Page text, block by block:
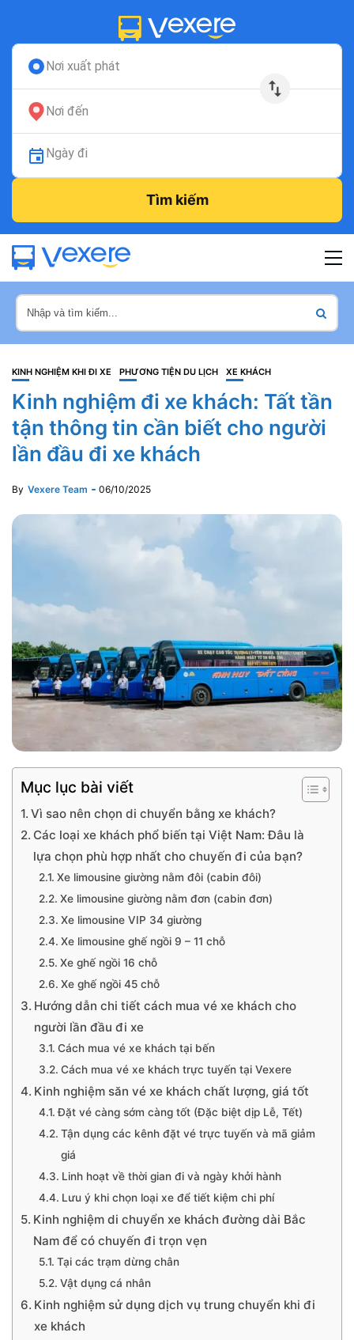
Nơi xuất phát
Nơi đến
Ngày đi
Tìm kiếm
KINH NGHIỆM KHI ĐI XE PHƯƠNG TIỆN DU LỊCH XE KHÁCH
Kinh nghiệm đi xe khách: Tất tần
tận thông tin cần biết cho người
lần đầu đi xe khách
By Vexere Team 06/10/2025
Mục lục bài viết
Vì sao nên chọn di chuyển bằng xe khách?
Các loại xe khách phổ biến tại Việt Nam: Đâu là
lựa chọn phù hợp nhất cho chuyến đi của bạn?
Xe limousine giường nằm đôi (cabin đôi)
Xe limousine giường nằm đơn (cabin đơn)
Xe limousine VIP 34 giường
Xe limousine ghế ngồi 9 – 11 chỗ
Xe ghế ngồi 16 chỗ
Xe ghế ngồi 45 chỗ
Hướng dẫn chi tiết cách mua vé xe khách cho
người lần đầu đi xe
Cách mua vé xe khách tại bến
Cách mua vé xe khách trực tuyến tại Vexere
Kinh nghiệm săn vé xe khách chất lượng, giá tốt
Đặt vé càng sớm càng tốt (Đặc biệt dịp Lễ, Tết)
Tận dụng các kênh đặt vé trực tuyến và mã giảm
giá
Linh hoạt về thời gian đi và ngày khởi hành
Lưu ý khi chọn loại xe để tiết kiệm chi phí
Kinh nghiệm di chuyển xe khách đường dài Bắc
Nam để có chuyến đi trọn vẹn
Tại các trạm dừng chân
Vật dụng cá nhân
Kinh nghiệm sử dụng dịch vụ trung chuyển khi đi
xe khách